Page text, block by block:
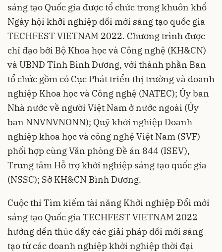
sáng tạo Quốc gia được tổ chức trong khuôn khổ
Ngày hội khởi nghiệp đổi mới sáng tạo quốc gia
TECHFEST VIETNAM 2022. Chương trình được
chỉ đạo bởi Bộ Khoa học và Công nghệ (KH&CN)
và UBND Tỉnh Bình Dương, với thành phần Ban
tổ chức gồm có Cục Phát triển thị trường và doanh
nghiệp Khoa học và Công nghệ (NATEC); Ủy ban
Nhà nước về người Việt Nam ở nước ngoài (Ủy
ban NNVNVNONN); Quỹ khởi nghiệp Doanh
nghiệp khoa học và công nghệ Việt Nam (SVF)
phối hợp cùng Văn phòng Đề án 844 (ISEV),
Trung tâm Hỗ trợ khởi nghiệp sáng tạo quốc gia
(NSSC); Sở KH&CN Bình Dương.
Cuộc thi Tìm kiếm tài năng Khởi nghiệp Đổi mới
sáng tạo Quốc gia TECHFEST VIETNAM 2022
hướng đến thúc đẩy các giải pháp đổi mới sáng
tạo từ các doanh nghiệp khởi nghiệp thời đại